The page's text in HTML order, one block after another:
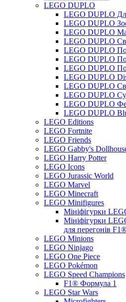
LEGO DUPLO
LEGO DUPLO
LEGO DUPLO
LEGO DUPLO
LEGO DUPLO
LEGO DUPLO
LEGO DUPLO
LEGO DUPLO
LEGO DUPLO
LEGO DUPLO
LEGO DUPLO
LEGO DUPLO
LEGO DUPLO
LEGO Editions
LEGO Fortnite
LEGO Friends
LEGO Gabby's
LEGO Harry Potter
LEGO Icons
LEGO Jurassic World
LEGO Marvel
LEGO Minecraft
LEGO Minifigures
Мініфігурки
Мініфігурки
для перегонів
LEGO Minions
LEGO Ninjago
LEGO One Piece
LEGO Pokémon
LEGO Speed Champions
F1® Формула 1
LEGO Star Wars